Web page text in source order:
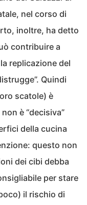
nel corso di
inoltre, ha detto
contribuire a
replicazione del
Quindi
scatole) è
è “decisiva”
della cucina
questo non
dei cibi debba
per stare
il rischio di